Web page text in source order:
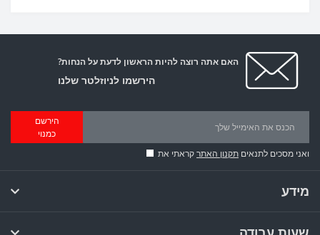
האם אתה רוצה להיות הראשון לדעת על הנחות?
הירשמו לניוזלטר שלנו
הירשם
כמנוי
ואני מסכים לתנאים תקנון האתרקראתי את
מידע